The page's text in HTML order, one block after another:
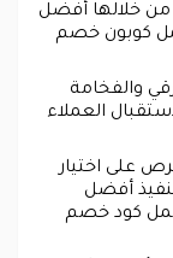
من خلالها أفضل
كوبون خصم
والفخامة
العملاء
على اختيار
أفضل
كود خصم